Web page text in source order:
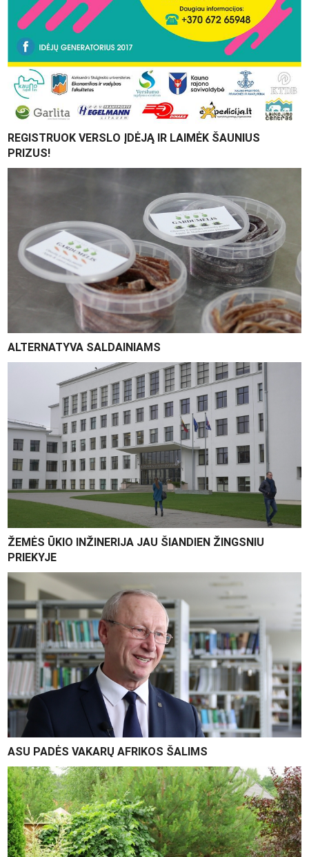
REGISTRUOK VERSLO ĮDĖJĄ IR LAIMĖK ŠAUNIUS
PRIZUS!
ALTERNATYVA SALDAINIAMS
ŽEMĖS ŪKIO INŽINERIJA JAU ŠIANDIEN ŽINGSNIU
PRIEKYJE
ASU PADĖS VAKARŲ AFRIKOS ŠALIMS